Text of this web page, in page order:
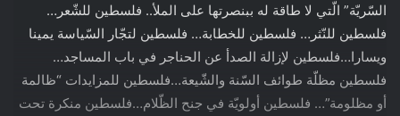
السّريّة” الّتي لا طاقة له ببنصرتها على الملأ.. فلسطين للشّعر…
فلسطين للنّثر… فلسطين للخطابة… فلسطين لتجّار السّياسة يمينا
ويسارا…فلسطين لإزالة الصدأ عن الحناجر في باب المساجد…
فلسطين مظلّة طوائف السّنة والشّيعة…فلسطين للمزايدات “ظالمة
أو مظلومة”… فلسطين أولويّة في جنح الظّلام…فلسطين منكرة تحت